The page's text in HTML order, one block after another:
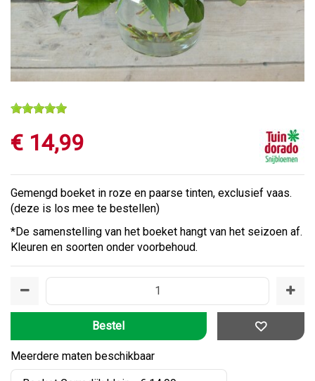
€ 14,99
Gemengd boeket in roze en paarse tinten, exclusief vaas.
(deze is los mee te bestellen)
*De samenstelling van het boeket hangt van het seizoen af.
Kleuren en soorten onder voorbehoud.
Meerdere maten beschikbaar